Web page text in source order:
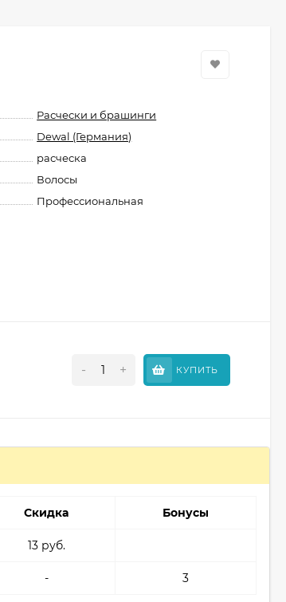
Расчески и брашинги
Dewal (Германия)
расческа
Волосы
Профессиональная
- + КУПИТЬ
Скидка Бонусы
13 руб.
- 3